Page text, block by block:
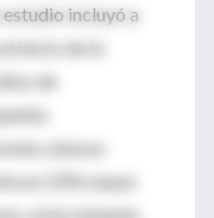
incluyó a
inicio de la
de
obesos
un 52% mayor